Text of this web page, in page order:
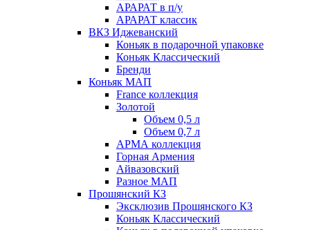
АРАРАТ в п/у
АРАРАТ классик
ВКЗ Иджеванский
Коньяк в подарочной упаковке
Коньяк Классический
Бренди
Коньяк МАП
France коллекция
Золотой
Объем 0,5 л
Объем 0,7 л
АРМА коллекция
Горная Армения
Айвазовский
Разное МАП
Прошянский КЗ
Эксклюзив Прошянского КЗ
Коньяк Классический